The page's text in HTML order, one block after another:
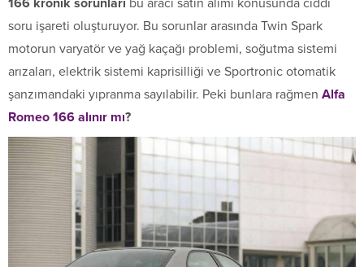
soru işareti oluşturuyor. Bu sorunlar arasında Twin Spark
motorun varyatör ve yağ kaçağı problemi, soğutma sistemi
arızaları, elektrik sistemi kaprisilliği ve Sportronic otomatik
şanzımandaki yıpranma sayılabilir. Peki bunlara rağmen Alfa
Romeo 166 alınır mı?